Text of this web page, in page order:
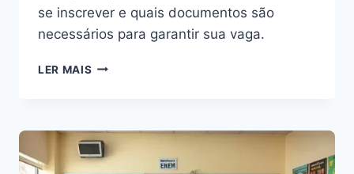
se inscrever e quais documentos são
necessários para garantir sua vaga.
LER MAIS INSCRIÇÃO
DESCUBRA
COMO
GARANTIR